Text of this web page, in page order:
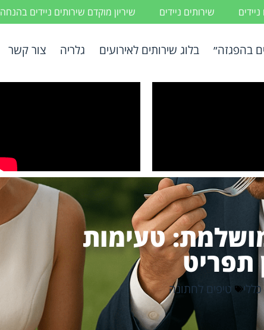
שירותים ניידים שיריון מוקדם שירותים ניידים בהנחה
בהפגזה״ בלוג שירותים לאירועים גלריה צור קשר
טעימות
תפריט
כללי טיפים לחתונה